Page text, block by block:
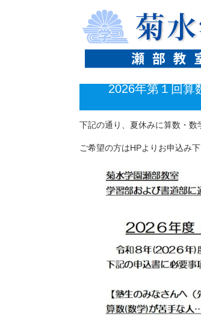
ホーム ニュース 2026年第１
2026年第１回算
下記の通り、夏休みに算数・数
ご希望の方はHPよりお申込み下